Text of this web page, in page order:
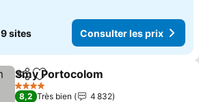
9 sites Consulter les prix
PartagerAjouter à mes favoris
Smy Portocolom
4 Étoiles
8,2 Très bien
4 832